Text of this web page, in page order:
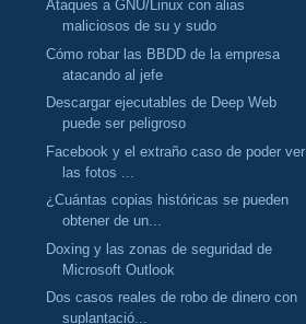
Ataques a GNU/Linux con alias
maliciosos de su y sudo
Cómo robar las BBDD de la empresa
atacando al jefe
Descargar ejecutables de Deep Web
puede ser peligroso
Facebook y el extraño caso de poder ver
las fotos ...
¿Cuántas copias históricas se pueden
obtener de un...
Doxing y las zonas de seguridad de
Microsoft Outlook
Dos casos reales de robo de dinero con
suplantació...